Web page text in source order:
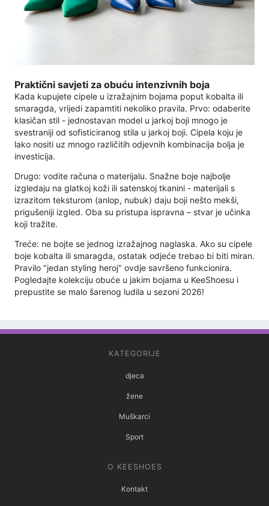
Praktični savjeti za obuću intenzivnih boja
Kada kupujete cipele u izražajnim bojama poput kobalta ili
smaragda, vrijedi zapamtiti nekoliko pravila. Prvo: odaberite
klasičan stil - jednostavan model u jarkoj boji mnogo je
svestraniji od sofisticiranog stila u jarkoj boji. Cipela koju je
lako nositi uz mnogo različitih odjevnih kombinacija bolja je
investicija.
Drugo: vodite računa o materijalu. Snažne boje najbolje
izgledaju na glatkoj koži ili satenskoj tkanini - materijali s
izrazitom teksturom (anlop, nubuk) daju boji nešto mekši,
prigušeniji izgled. Oba su pristupa ispravna – stvar je učinka
koji tražite.
Treće: ne bojte se jednog izražajnog naglaska. Ako su cipele
boje kobalta ili smaragda, ostatak odjeće trebao bi biti miran.
Pravilo "jedan styling heroj" ovdje savršeno funkcionira.
Pogledajte kolekciju obuće u jakim bojama u KeeShoesu i
prepustite se malo šarenog ludila u sezoni 2026!
KATEGORIJE
djeca
žene
Muškarci
Sport
O KEESHOES
Kontakt